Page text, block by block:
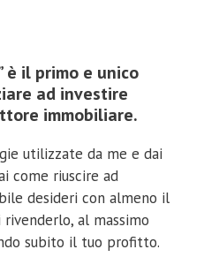
è il primo e unico
ad investire
immobiliare.
utilizzate da me e dai
come riuscire ad
desideri con almeno il
al massimo
subito il tuo profitto.